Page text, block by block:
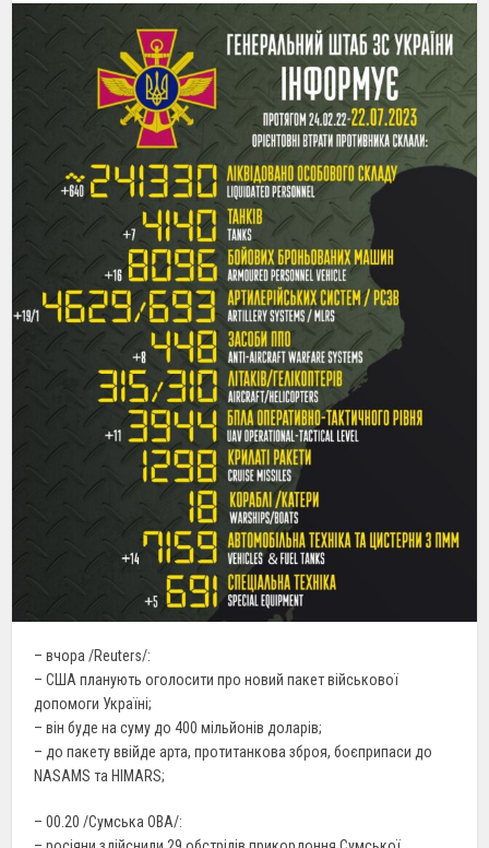
– вчора /Reuters/:
– США планують оголосити про новий пакет військової
допомоги Україні;
– він буде на суму до 400 мільйонів доларів;
– до пакету ввійде арта, протитанкова зброя, боєприпаси до
NASAMS та HIMARS;
– 00.20 /Сумська ОВА/: